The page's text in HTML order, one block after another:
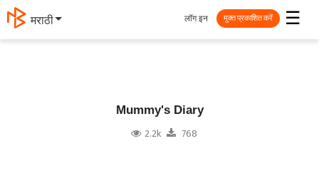
मराठी ☰
लॉग इन मुक्त प्रकाशित करें
Mummy's Diary
2.2k 768